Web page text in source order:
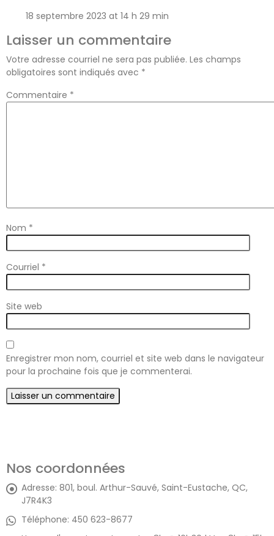
18 septembre 2023 at 14 h 29 min
Laisser un commentaire
Votre adresse courriel ne sera pas publiée. Les champs
obligatoires sont indiqués avec *
Commentaire *
Nom *
Courriel *
Site web
Enregistrer mon nom, courriel et site web dans le navigateur
pour la prochaine fois que je commenterai.
Nos coordonnées
Adresse: 801, boul. Arthur-Sauvé, Saint-Eustache, QC,
J7R4K3
Téléphone: 450 623-8677